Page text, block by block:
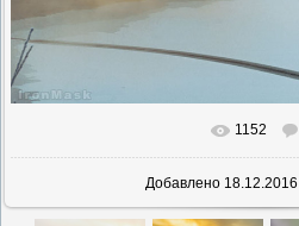
В реальном размере
1152
Добавлено 18.12.2016